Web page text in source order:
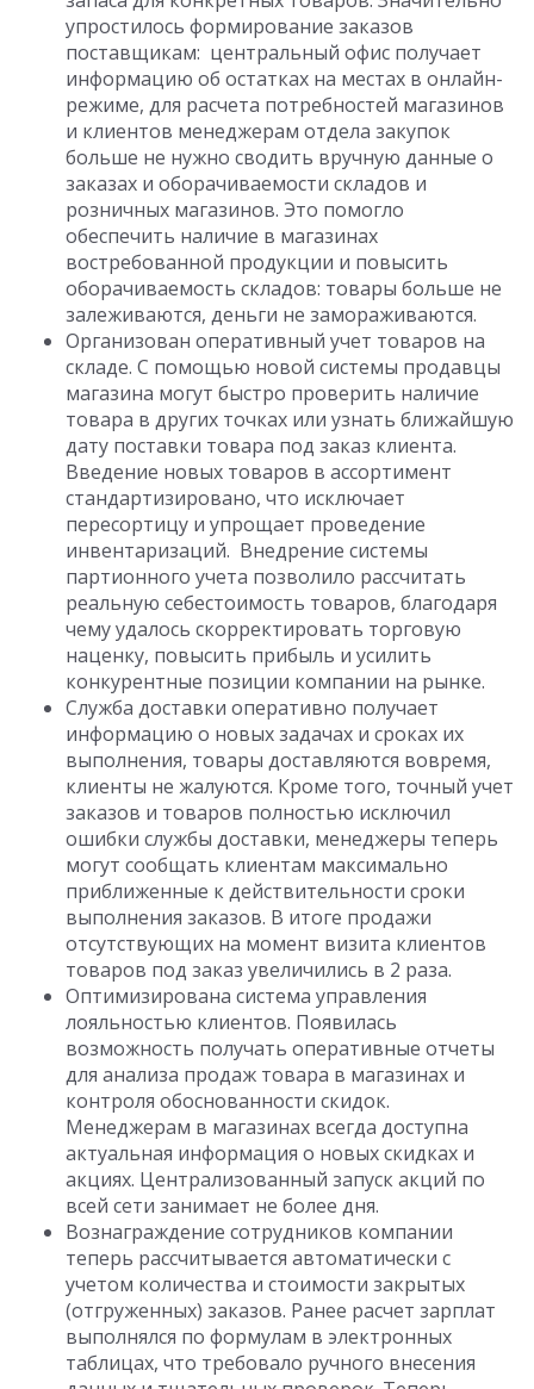
упростилось формирование заказов
поставщикам: центральный офис получает
информацию об остатках на местах в онлайн-
режиме, для расчета потребностей магазинов
и клиентов менеджерам отдела закупок
больше не нужно сводить вручную данные о
заказах и оборачиваемости складов и
розничных магазинов. Это помогло
обеспечить наличие в магазинах
востребованной продукции и повысить
оборачиваемость складов: товары больше не
залеживаются, деньги не замораживаются.
Организован оперативный учет товаров на
складе. С помощью новой системы продавцы
магазина могут быстро проверить наличие
товара в других точках или узнать ближайшую
дату поставки товара под заказ клиента.
Введение новых товаров в ассортимент
стандартизировано, что исключает
пересортицу и упрощает проведение
инвентаризаций. Внедрение системы
партионного учета позволило рассчитать
реальную себестоимость товаров, благодаря
чему удалось скорректировать торговую
наценку, повысить прибыль и усилить
конкурентные позиции компании на рынке.
Служба доставки оперативно получает
информацию о новых задачах и сроках их
выполнения, товары доставляются вовремя,
клиенты не жалуются. Кроме того, точный учет
заказов и товаров полностью исключил
ошибки службы доставки, менеджеры теперь
могут сообщать клиентам максимально
приближенные к действительности сроки
выполнения заказов. В итоге продажи
отсутствующих на момент визита клиентов
товаров под заказ увеличились в 2 раза.
Оптимизирована система управления
лояльностью клиентов. Появилась
возможность получать оперативные отчеты
для анализа продаж товара в магазинах и
контроля обоснованности скидок.
Менеджерам в магазинах всегда доступна
актуальная информация о новых скидках и
акциях. Централизованный запуск акций по
всей сети занимает не более дня.
Вознаграждение сотрудников компании
теперь рассчитывается автоматически с
учетом количества и стоимости закрытых
(отгруженных) заказов. Ранее расчет зарплат
выполнялся по формулам в электронных
таблицах, что требовало ручного внесения